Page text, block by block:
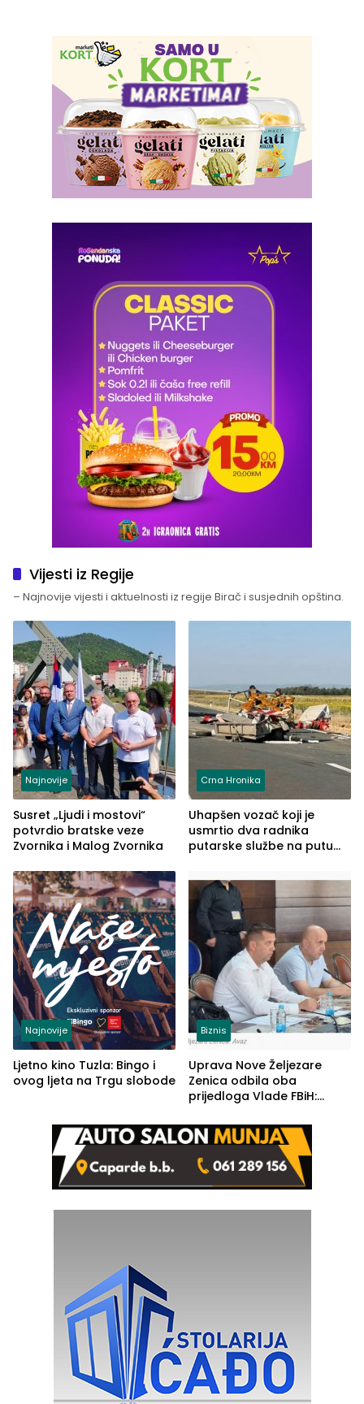
Vijesti iz Regije
– Najnovije vijesti i aktuelnosti iz regije Birač i susjednih opština.
Najnovije
Susret „Ljudi i mostovi“
potvrdio bratske veze
Zvornika i Malog Zvornika
Crna Hronika
Uhapšen vozač koji je
usmrtio dva radnika
putarske službe na putu
(FOTO)
Najnovije
Ljetno kino Tuzla: Bingo i
ovog ljeta na Trgu slobode
Biznis
Uprava Nove Željezare
Zenica odbila oba
prijedloga Vlade FBiH:
rješenje